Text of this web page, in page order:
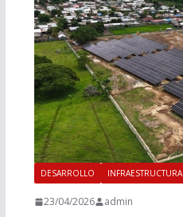
DESARROLLO INFRAESTRUCTURA
23/04/2026 admin